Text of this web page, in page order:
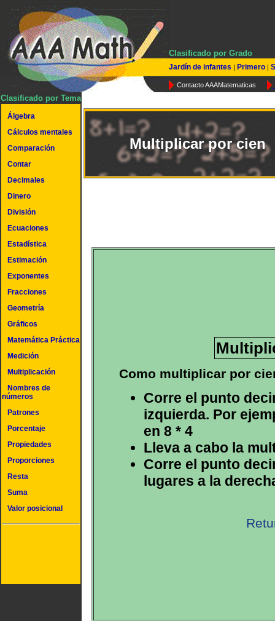
Clasificado por Grado
Jardín de infantes | Primero |
Contacto AAAMatematicas
Clasificado por Tema
Álgebra
Cálculos mentales
Comparación
Contar
Decimales
Dinero
División
Ecuaciones
Estadística
Estimación
Exponentes
Fracciones
Geometría
Gráficos
Matemática Práctica
Medición
Multiplicación
Nombres de
números
Patrones
Porcentaje
Propiedades
Proporciones
Resta
Suma
Valor posicional
Multiplicar por cien
Como multiplicar por
Corre el punto
izquierda. Por
en 8 * 4
Lleva a cabo la
Corre el punto
lugares a la